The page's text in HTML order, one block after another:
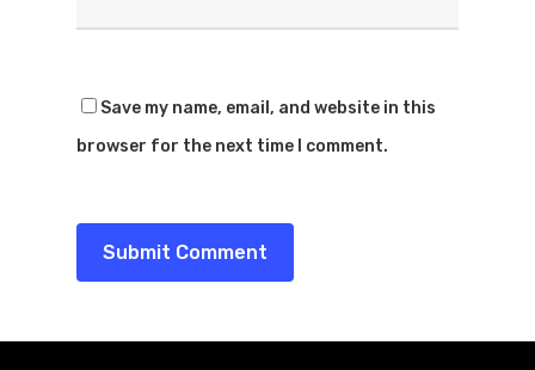
Save my name, email, and website in this
browser for the next time I comment.
Voli In Elicottero
Blog&News